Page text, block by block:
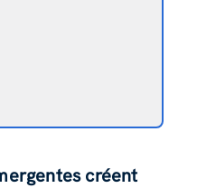
créent